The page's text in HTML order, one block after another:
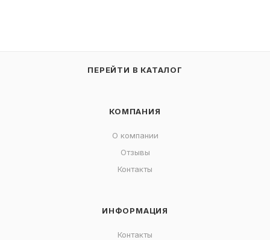
ПЕРЕЙТИ В КАТАЛОГ
КОМПАНИЯ
О компании
Отзывы
Контакты
ИНФОРМАЦИЯ
Контакты